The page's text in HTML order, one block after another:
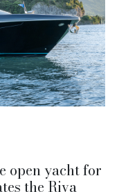
open yacht for
the Riva